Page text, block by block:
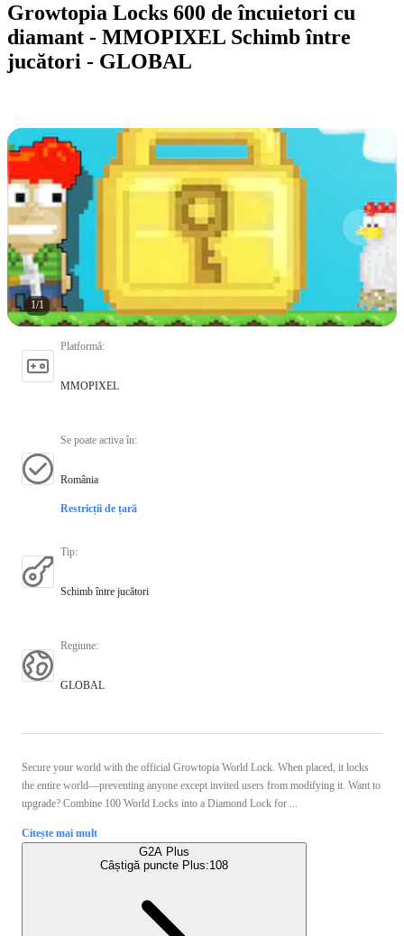
Growtopia Locks 600 de încuietori cu
diamant - MMOPIXEL Schimb între
jucători - GLOBAL
1/1
Platformă:
MMOPIXEL
Se poate activa în:
România
Restricții de țară
Tip:
Schimb între jucători
Regiune:
GLOBAL
Secure your world with the official Growtopia World Lock. When placed, it locks
the entire world—preventing anyone except invited users from modifying it. Want to
upgrade? Combine 100 World Locks into a Diamond Lock for ...
Citește mai mult
G2A Plus
Câștigă puncte Plus:108